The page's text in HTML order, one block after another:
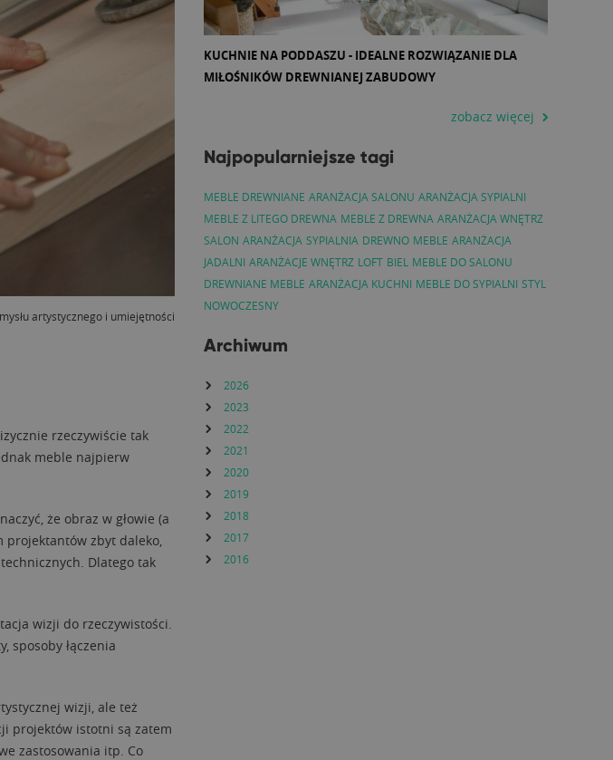
artystycznego i umiejętności
rzeczywiście tak
meble najpierw
że obraz w głowie (a
projektantów zbyt daleko,
Dlatego tak
wizji do rzeczywistości.
sposoby łączenia
wizji, ale też
projektów istotni są zatem
zastosowania itp. Co
KUCHNIE NA PODDASZU - IDEALNE ROZWIĄZANIE DLA
MIŁOŚNIKÓW DREWNIANEJ ZABUDOWY
zobacz więcej
Najpopularniejsze tagi
MEBLE DREWNIANE ARANŻACJA SALONU ARANŻACJA SYPIALNI
MEBLE Z LITEGO DREWNA MEBLE Z DREWNA ARANŻACJA WNĘTRZ
SALON ARANŻACJA SYPIALNIA DREWNO MEBLE ARANŻACJA
JADALNI ARANŻACJE WNĘTRZ LOFT BIEL MEBLE DO SALONU
DREWNIANE MEBLE ARANŻACJA KUCHNI MEBLE DO SYPIALNI STYL
NOWOCZESNY
Archiwum
2026
2023
2022
2021
2020
2019
2018
2017
2016